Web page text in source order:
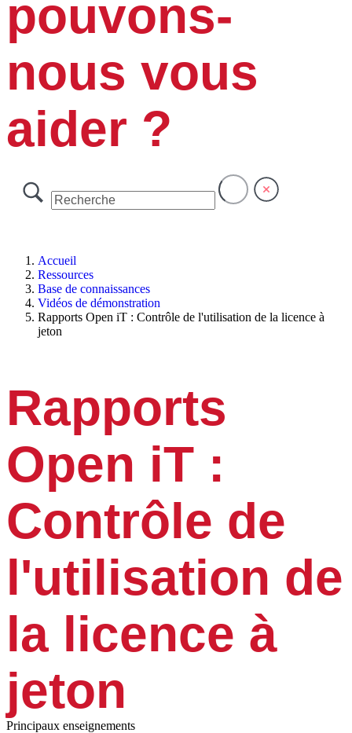
pouvons-
nous vous
aider ?
Accueil
Ressources
Base de connaissances
Vidéos de démonstration
Rapports Open iT : Contrôle de l'utilisation de la licence à
jeton
Rapports
Open iT :
Contrôle de
l'utilisation de
la licence à
jeton
Principaux enseignements